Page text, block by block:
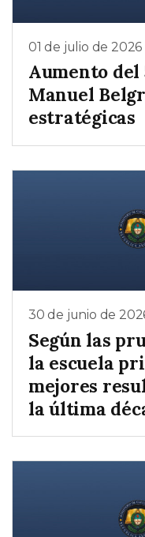
01 de julio de 2026
Aumento del
Manuel
estratégicas
30 de junio de
Según las
la escuela
mejores
la última